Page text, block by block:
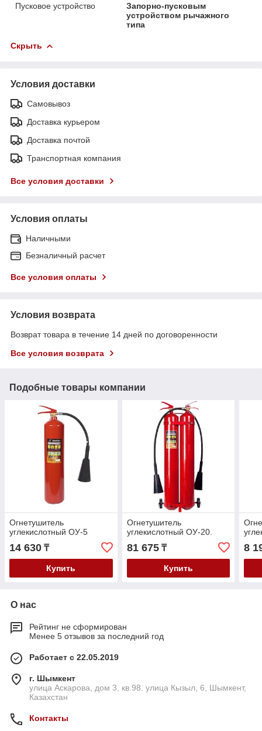
Пусковое устройство
Запорно-пусковым
устройством рычажного
типа
Скрыть
Условия доставки
Самовывоз
Доставка курьером
Доставка почтой
Транспортная компания
Все условия доставки
Условия оплаты
Наличными
Безналичный расчет
Все условия оплаты
Условия возврата
Возврат товара в течение 14 дней по договоренности
Все условия возврата
Подобные товары компании
Огнетушитель
углекислотный ОУ-5
14 630 ₸
Купить
Огнетушитель
углекислотный ОУ-20.
81 675₸
Купить
8
О нас
Рейтинг не сформирован
Менее 5 отзывов за последний год
Работает с 22.05.2019
г. Шымкент
улица Аскарова, дом 3, кв.98. улица Кызыл, 6, Шымкент,
Казахстан
Контакты